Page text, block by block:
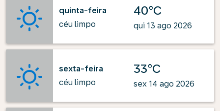
quinta-feira
céu limpo
40°C
qui 13 ago 2026
sexta-feira
céu limpo
33°C
sex 14 ago 2026